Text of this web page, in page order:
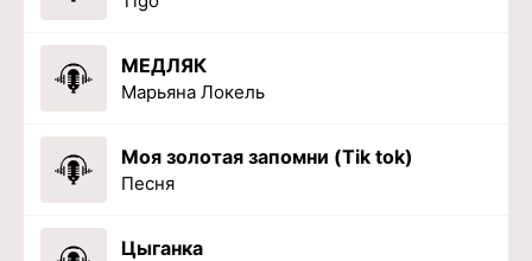
МЕДЛЯК
Марьяна Локель
Моя золотая запомни (Tik tok)
Песня
Цыганка